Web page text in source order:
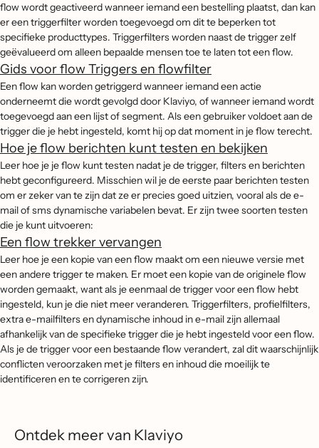
flow wordt geactiveerd wanneer iemand een bestelling plaatst, dan kan
er een triggerfilter worden toegevoegd om dit te beperken tot
specifieke producttypes. Triggerfilters worden naast de trigger zelf
geëvalueerd om alleen bepaalde mensen toe te laten tot een flow.
Gids voor flow Triggers en flowfilter
Een flow kan worden getriggerd wanneer iemand een actie
onderneemt die wordt gevolgd door Klaviyo, of wanneer iemand wordt
toegevoegd aan een lijst of segment. Als een gebruiker voldoet aan de
trigger die je hebt ingesteld, komt hij op dat moment in je flow terecht.
Hoe je flow berichten kunt testen en bekijken
Leer hoe je je flow kunt testen nadat je de trigger, filters en berichten
hebt geconfigureerd. Misschien wil je de eerste paar berichten testen
om er zeker van te zijn dat ze er precies goed uitzien, vooral als de e-
mail of sms dynamische variabelen bevat. Er zijn twee soorten testen
die je kunt uitvoeren:
Een flow trekker vervangen
Leer hoe je een kopie van een flow maakt om een nieuwe versie met
een andere trigger te maken. Er moet een kopie van de originele flow
worden gemaakt, want als je eenmaal de trigger voor een flow hebt
ingesteld, kun je die niet meer veranderen. Triggerfilters, profielfilters,
extra e-mailfilters en dynamische inhoud in e-mail zijn allemaal
afhankelijk van de specifieke trigger die je hebt ingesteld voor een flow.
Als je de trigger voor een bestaande flow verandert, zal dit waarschijnlijk
conflicten veroorzaken met je filters en inhoud die moeilijk te
identificeren en te corrigeren zijn.
Ontdek meer van Klaviyo